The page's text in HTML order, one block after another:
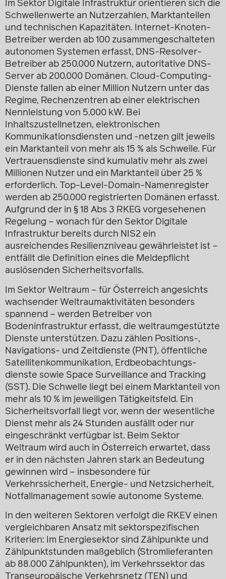
Im Sektor Digitale Infrastruktur orientieren sich die
Schwellenwerte an Nutzerzahlen, Marktanteilen
und technischen Kapazitäten. Internet-Knoten-
Betreiber werden ab 100 zusammengeschalteten
autonomen Systemen erfasst, DNS-Resolver-
Betreiber ab 250.000 Nutzern, autoritative DNS-
Server ab 200.000 Domänen. Cloud-Computing-
Dienste fallen ab einer Million Nutzern unter das
Regime, Rechenzentren ab einer elektrischen
Nennleistung von 5.000 kW. Bei
Inhaltszustellnetzen, elektronischen
Kommunikationsdiensten und -netzen gilt jeweils
ein Marktanteil von mehr als 15 % als Schwelle. Für
Vertrauensdienste sind kumulativ mehr als zwei
Millionen Nutzer und ein Marktanteil über 25 %
erforderlich. Top-Level-Domain-Namenregister
werden ab 250.000 registrierten Domänen erfasst.
Aufgrund der in § 18 Abs 3 RKEG vorgesehenen
Regelung – wonach für den Sektor Digitale
Infrastruktur bereits durch NIS2 ein
ausreichendes Resilienzniveau gewährleistet ist –
entfällt die Definition eines die Meldepflicht
auslösenden Sicherheitsvorfalls.
Im Sektor Weltraum – für Österreich angesichts
wachsender Weltraumaktivitäten besonders
spannend – werden Betreiber von
Bodeninfrastruktur erfasst, die weltraumgestützte
Dienste unterstützen. Dazu zählen Positions-,
Navigations- und Zeitdienste (PNT), öffentliche
Satellitenkommunikation, Erdbeobachtungs­
dienste sowie Space Surveillance and Tracking
(SST). Die Schwelle liegt bei einem Marktanteil von
mehr als 10 % im jeweiligen Tätigkeitsfeld. Ein
Sicherheitsvorfall liegt vor, wenn der wesentliche
Dienst mehr als 24 Stunden ausfällt oder nur
eingeschränkt verfügbar ist. Beim Sektor
Weltraum wird auch in Österreich erwartet, dass
er in den nächsten Jahren stark an Bedeutung
gewinnen wird – insbesondere für
Verkehrssicherheit, Energie- und Netzsicherheit,
Notfallmanagement sowie autonome Systeme.
In den weiteren Sektoren verfolgt die RKEV einen
vergleichbaren Ansatz mit sektorspezifischen
Kriterien: Im Energiesektor sind Zählpunkte und
Zählpunktstunden maßgeblich (Stromlieferanten
ab 88.000 Zählpunkten), im Verkehrssektor das
Transeuropäische Verkehrsnetz (TEN) und